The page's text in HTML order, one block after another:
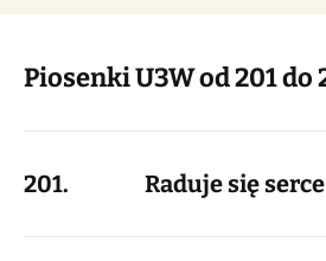
Piosenki U3W od 201 do
201. Raduje się serce